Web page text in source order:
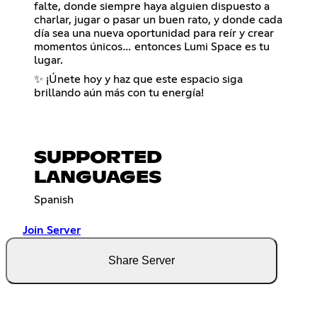
falte, donde siempre haya alguien dispuesto a
charlar, jugar o pasar un buen rato, y donde cada
día sea una nueva oportunidad para reír y crear
momentos únicos… entonces Lumi Space es tu
lugar.
✨ ¡Únete hoy y haz que este espacio siga
brillando aún más con tu energía!
SUPPORTED
LANGUAGES
Spanish
Join Server
Share Server